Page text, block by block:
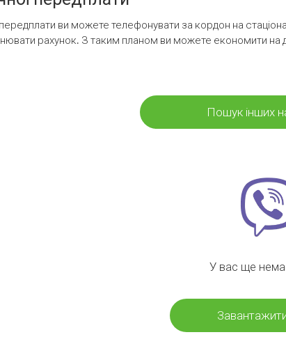
передплати ви можете телефонувати за кордон на
рахунок. З таким планом ви можете економити на
Пошук інших
У вас ще